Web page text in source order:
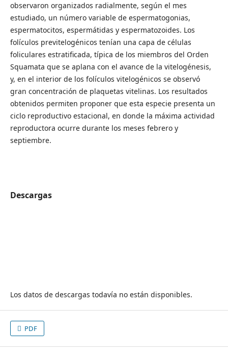
observaron organizados radialmente, según el mes
estudiado, un número variable de espermatogonias,
espermatocitos, espermátidas y espermatozoides. Los
folículos previtelogénicos tenían una capa de células
foliculares estratificada, típica de los miembros del Orden
Squamata que se aplana con el avance de la vitelogénesis,
y, en el interior de los folículos vitelogénicos se observó
gran concentración de plaquetas vitelinas. Los resultados
obtenidos permiten proponer que esta especie presenta un
ciclo reproductivo estacional, en donde la máxima actividad
reproductora ocurre durante los meses febrero y
septiembre.
Descargas
Los datos de descargas todavía no están disponibles.
PDF